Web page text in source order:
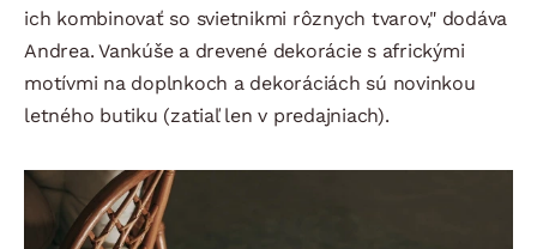
ich kombinovať so svietnikmi rôznych tvarov," dodáva
Andrea. Vankúše a drevené dekorácie s africkými
motívmi na doplnkoch a dekoráciách sú novinkou
letného butiku (zatiaľ len v predajniach).